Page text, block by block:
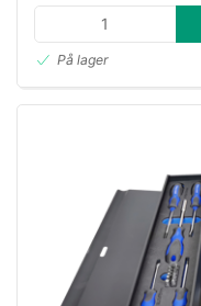
På lager